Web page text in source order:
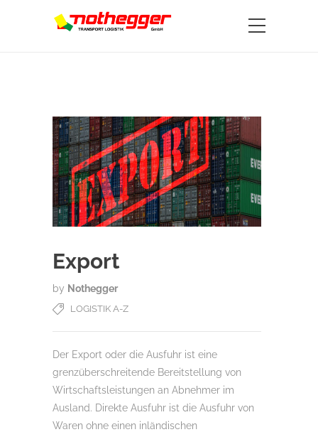
Export
by Nothegger
LOGISTIK A-Z
Der Export oder die Ausfuhr ist eine
grenzüberschreitende Bereitstellung von
Wirtschaftsleistungen an Abnehmer im
Ausland. Direkte Ausfuhr ist die Ausfuhr von
Waren ohne einen inländischen